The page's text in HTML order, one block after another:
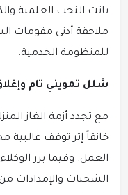
باتت النخب العلمية
ملاحقة أدنى مقومات
للمنظومة الخدمية.
شلل تمويني تام
مع تجدد أزمة الغاز
خانقاً إثر توقف غالبية
العمل. وفيما برر
الشحنات والإمدادات